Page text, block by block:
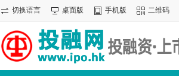
切换语言 桌面版 手机版 二维码